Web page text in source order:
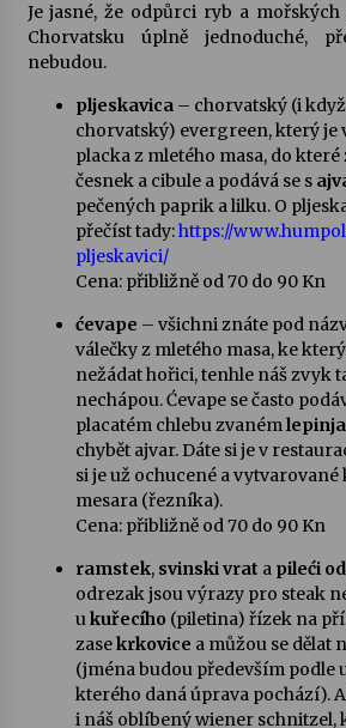
Je jasné, že odpůrci ryb a
Chorvatsku úplně jednoduché,
nebudou.
pljeskavica– chorvatský (i
chorvatský) evergreen, který je
placka z mletého masa, do
česnek a cibule a podává se s
pečených paprik a lilku. O
přečíst tady:https://
pljeskavici/
Cena: přibližně od 70 do 90 Kn
ćevape – všichni znáte pod
válečky z mletého masa, ke
nežádat hořici, tenhle náš zvyk
nechápou. Ćevape se často
placatém chlebu zvanémlepinja
chybět ajvar. Dáte si je v
si je už ochucené a
mesara (řezníka).
Cena: přibližně od 70 do 90 Kn
ramstek, svinski vrat a pileći
odrezak jsou výrazy pro steak
ukuřecího (piletina) řízek na
zasekrkovice a můžou se dělat
(jména budou především podle
kterého daná úprava pochází).
i náš oblíbený wiener schnitzel,